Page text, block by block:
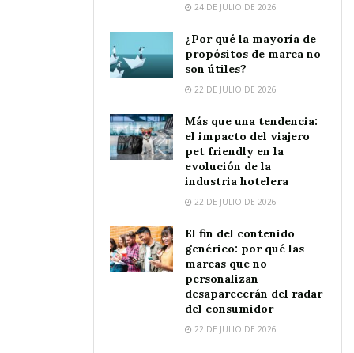
24 DE JULIO DE 2026
¿Por qué la mayoría de
propósitos de marca no
son útiles?
22 DE JULIO DE 2026
Más que una tendencia:
el impacto del viajero
pet friendly en la
evolución de la
industria hotelera
22 DE JULIO DE 2026
El fin del contenido
genérico: por qué las
marcas que no
personalizan
desaparecerán del radar
del consumidor
22 DE JULIO DE 2026